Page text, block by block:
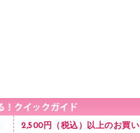
2,500円（税込）以上のお買い